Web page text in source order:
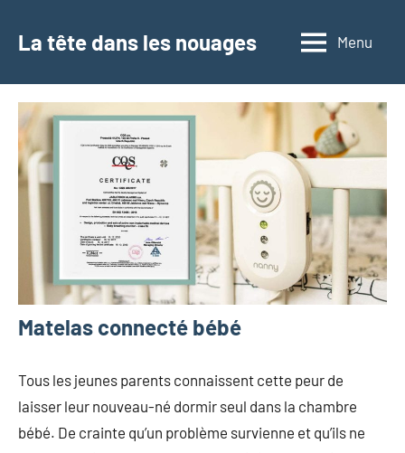
La tête dans les nouages Menu
Matelas connecté bébé
Tous les jeunes parents connaissent cette peur de
laisser leur nouveau-né dormir seul dans la chambre
bébé. De crainte qu’un problème survienne et qu’ils ne